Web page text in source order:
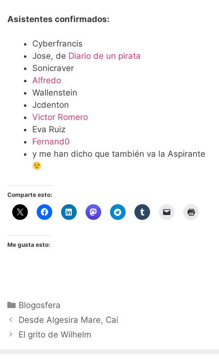
Asistentes confirmados:
Cyberfrancis
Jose, de Diario de un pirata
Sonicraver
Alfredo
Wallenstein
Jcdenton
Victor Romero
Eva Ruiz
Fernand0
y me han dicho que también va la Aspirante
Comparte esto:
Me gusta esto:
Categorías
Blogosfera
Desde Algesira Mare, Cai
El grito de Wilhelm